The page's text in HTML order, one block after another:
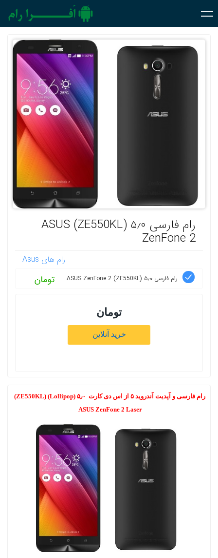
رام فارسی ۵٫۰ (ZE550KL)‏ ASUS
ZenFone 2
رام های Asus
رام فارسی ۵٫۰ (ZE550KL)‏ ASUS ZenFone 2 تومان
تومان
خرید آنلاین
رام فارسی و آپدیت آندروید ۵ از اس دی کارت ۵٫۰ (Lollipop) (ZE550KL)‏
ASUS ZenFone 2 Laser